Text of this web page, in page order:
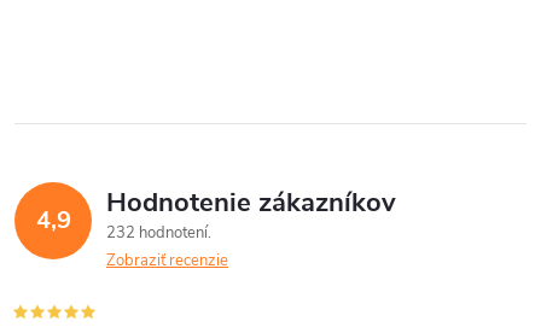
v
l
d
a
c
4,9 Hodnotenie zákazníkov
232 hodnotení
Zobraziť recenzie